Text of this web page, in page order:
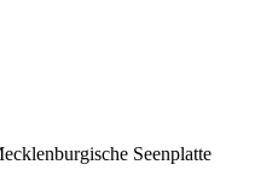
Seenplatte